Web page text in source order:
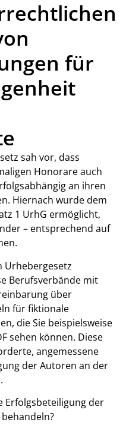
für
sah vor, dass
Honorare auch
an ihren
Hiernach wurde dem
1 UrhG ermöglicht,
– entsprechend auf
Urhebergesetz
Berufsverbände mit
über
für fiktionale
die Sie beispielsweise
sehen können. Diese
angemessene
der Autoren an der
Erfolgsbeteiligung der